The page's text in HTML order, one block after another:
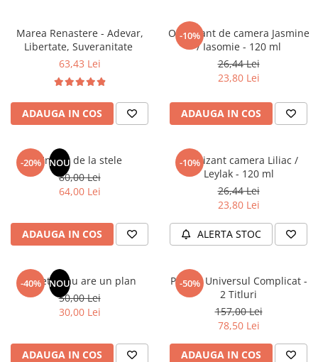
Marea Renastere - Adevar,
Libertate, Suveranitate
63,43 Lei
ADAUGA IN COS
-10%
Odorizant de camera Jasmine
/ Iasomie - 120 ml
26,44 Lei
23,80 Lei
ADAUGA IN COS
-20% NOU
Un dar de la stele
80,00 Lei
64,00 Lei
ADAUGA IN COS
-10%
Odorizant camera Liliac /
Leylak - 120 ml
26,44 Lei
23,80 Lei
ALERTA STOC
-40% NOU
Sufletul tau are un plan
50,00 Lei
30,00 Lei
ADAUGA IN COS
-50%
Pachet Universul Complicat -
2 Titluri
157,00 Lei
78,50 Lei
ADAUGA IN COS